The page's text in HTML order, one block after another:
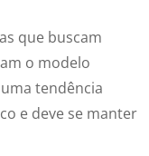
que buscam
o modelo
tendência
e deve se manter